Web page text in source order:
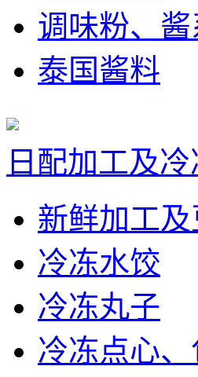
调味粉、酱
泰国酱料
日配加工及
新鲜加工及
冷冻水饺
冷冻丸子
冷冻点心、